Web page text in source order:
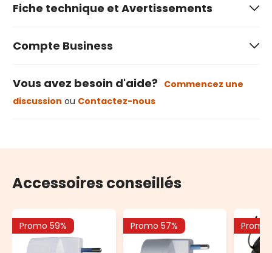
Fiche technique et Avertissements
Compte Business
Vous avez besoin d'aide? Commencez une
discussion ou Contactez-nous
Accessoires conseillés
Promo 59% Promo 57% Promo